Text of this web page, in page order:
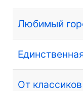
Любимый
От